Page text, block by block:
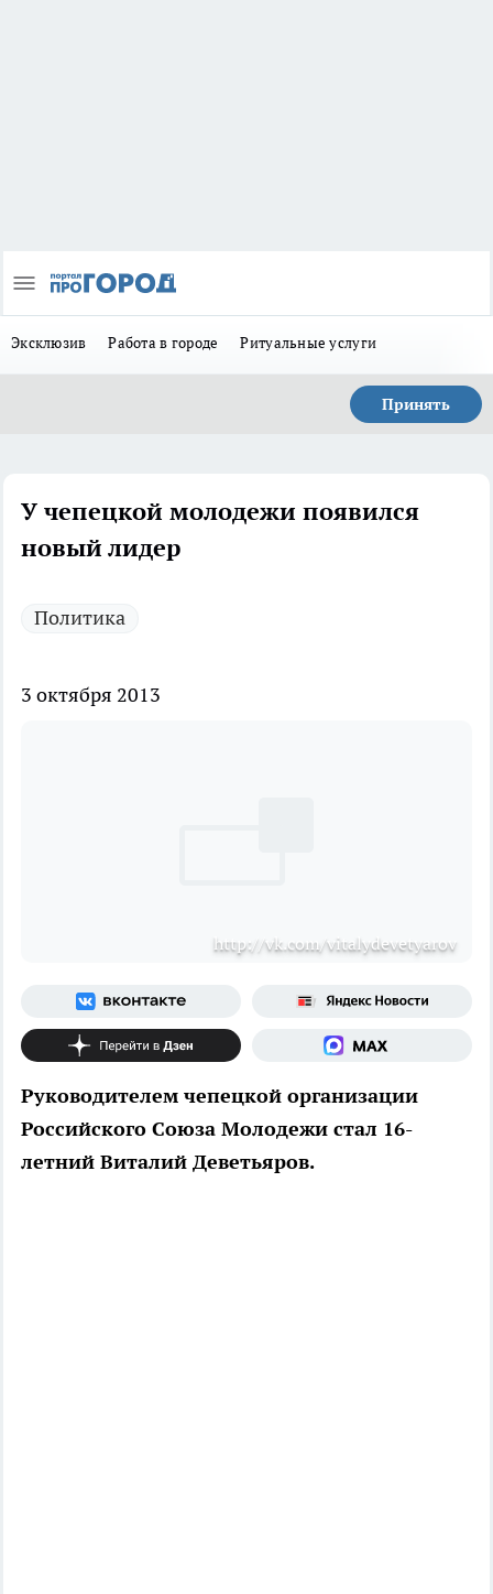
Эксклюзив Работа в городе Ритуальные услуги
Принять
У чепецкой молодежи появился
новый лидер
Политика
3 октября 2013
http://vk.com/vitalydevetyarov
Руководителем чепецкой организации
Российского Союза Молодежи стал 16-
летний Виталий Деветьяров.